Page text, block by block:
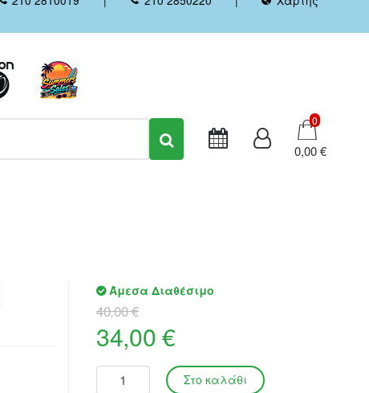
Καλάθι
0
0,00 €
Άμεσα Διαθέσιμο
40,00 €
34,00 €